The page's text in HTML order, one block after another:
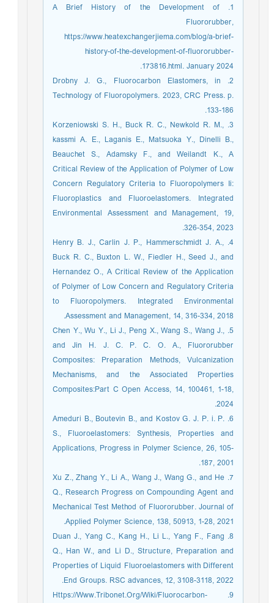
1. A Brief History of the Development of
Fluororubber,
https://www.heatexchangerjiema.com/blog/a-brief-
history-of-the-development-of-fluororubber-
173816.html. January 2024.
2. Drobny J. G., Fluorocarbon Elastomers, in
Technology of Fluoropolymers. 2023, CRC Press. p.
133-186.
3. Korzeniowski S. H., Buck R. C., Newkold R. M.,
kassmi A. E., Laganis E., Matsuoka Y., Dinelli B.,
Beauchet S., Adamsky F., and Weilandt K., A
Critical Review of the Application of Polymer of Low
Concern Regulatory Criteria to Fluoropolymers Ii:
Fluoroplastics and Fluoroelastomers. Integrated
Environmental Assessment and Management, 19,
326-354, 2023.
4. Henry B. J., Carlin J. P., Hammerschmidt J. A.,
Buck R. C., Buxton L. W., Fiedler H., Seed J., and
Hernandez O., A Critical Review of the Application
of Polymer of Low Concern and Regulatory Criteria
to Fluoropolymers. Integrated Environmental
Assessment and Management, 14, 316-334, 2018.
5. Chen Y., Wu Y., Li J., Peng X., Wang S., Wang J.,
and Jin H. J. C. P. C. O. A., Fluororubber
Composites: Preparation Methods, Vulcanization
Mechanisms, and the Associated Properties
Composites:Part C Open Access, 14, 100461, 1-18,
2024.
6. Ameduri B., Boutevin B., and Kostov G. J. P. i. P.
S., Fluoroelastomers: Synthesis, Properties and
Applications, Progress in Polymer Science, 26, 105-
187, 2001.
7. Xu Z., Zhang Y., Li A., Wang J., Wang G., and He
Q., Research Progress on Compounding Agent and
Mechanical Test Method of Fluororubber. Journal of
Applied Polymer Science, 138, 50913, 1-28, 2021.
8. Duan J., Yang C., Kang H., Li L., Yang F., Fang
Q., Han W., and Li D., Structure, Preparation and
Properties of Liquid Fluoroelastomers with Different
End Groups. RSC advances, 12, 3108-3118, 2022.
9. Https://Www.Tribonet.Org/Wiki/Fluorocarbon-